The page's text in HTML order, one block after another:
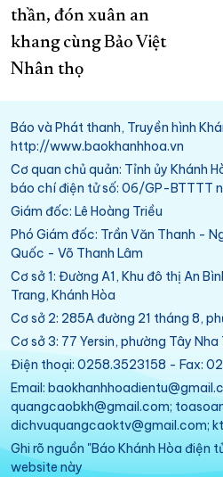
thần, đón xuân an
khang cùng Bảo Việt
Nhân thọ
Báo và Phát thanh, Truyền hình
http://www.baokhanhhoa.vn
Cơ quan chủ quản: Tỉnh ủy Khánh
báo chí điện tử số: 06/GP-BTTTT
Giám đốc: Lê Hoàng Triều
Phó Giám đốc: Trần Văn Thanh -
Quốc - Võ Thanh Lâm
Cơ sở 1: Đường A1, Khu đô thị An
Trang, Khánh Hòa
Cơ sở 2: 285A đường 21 tháng 8,
Cơ sở 3: 77 Yersin, phường Tây Nha
Điện thoại: 0258.3523158 - Fax:
Email:
quangcaobkh@gmail.com;
dichvuquangcaoktv@gmail.com;
Ghi rõ nguồn "Báo Khánh Hòa điện
website này